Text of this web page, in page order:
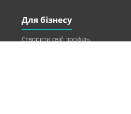
Для бізнесу
Створити свій профіль